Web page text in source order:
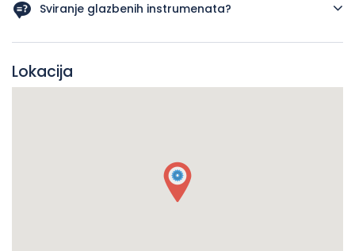
Sviranje glazbenih instrumenata?
Po dogovoru
Lokacija